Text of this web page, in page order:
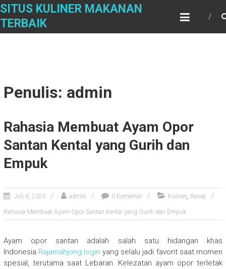
Skip
content
SITUS KULINER MAKANAN
TERBAIK
Penulis: admin
Rahasia Membuat Ayam Opor
Santan Kental yang Gurih dan
Empuk
Juli 6, 2025 admin 0 Komentar Kuliner, Resep
Rahasia Membuat Ayam Opor Santan Kental yang Gurih dan Empuk
Ayam opor santan adalah salah satu hidangan khas
Indonesia Rajamahjong login yang selalu jadi favorit saat momen
spesial, terutama saat Lebaran. Kelezatan ayam opor terletak